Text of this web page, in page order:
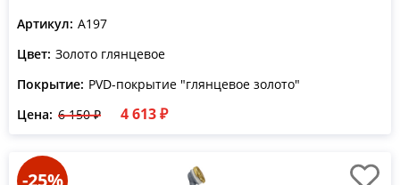
Артикул: A197
Цвет: Золото глянцевое
Покрытие: PVD-покрытие "глянцевое золото"
Цена: 6 150 ₽ 4 613 ₽
-25%